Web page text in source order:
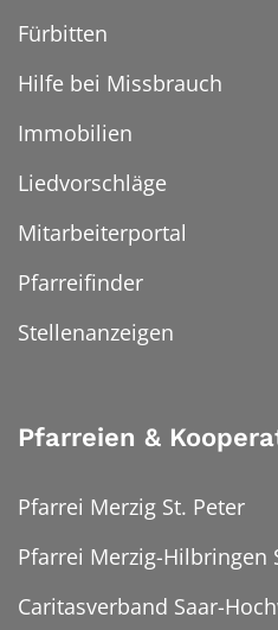
Fürbitten
Hilfe bei Missbrauch
Immobilien
Liedvorschläge
Mitarbeiterportal
Pfarreifinder
Stellenanzeigen
Pfarreien &
Pfarrei Merzig St. Peter
Pfarrei Merzig-Hilbringen
Caritasverband Saar-